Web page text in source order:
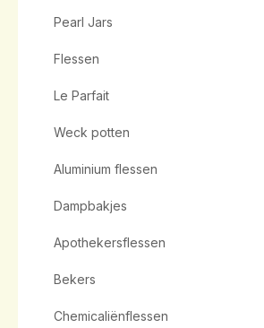
Pearl Jars
Flessen
Le Parfait
Weck potten
Aluminium flessen
Dampbakjes
Apothekersflessen
Bekers
Chemicaliënflessen